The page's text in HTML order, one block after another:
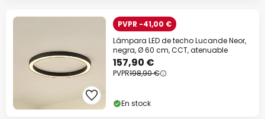
PVPR -41,00 €
Lámpara LED de techo Lucande Neor,
negra, Ø 60 cm, CCT, atenuable
157,90 €
PVPR198,90 €
En stock
Ahorra ahora
*Marcas excluidas